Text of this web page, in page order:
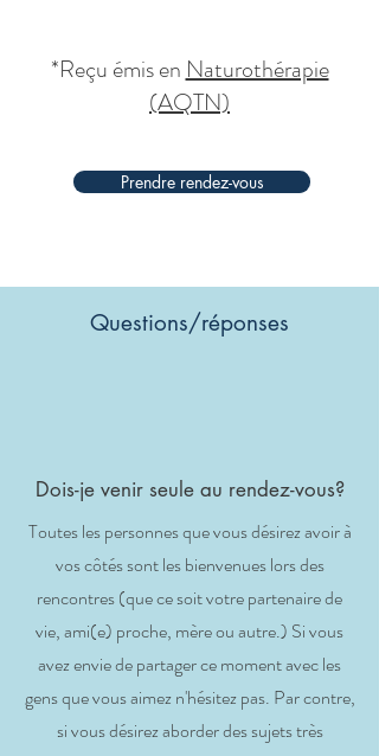
*Reçu émis enNaturothérapie
(AQTN)
Prendre rendez-vous
Questions/réponses
Dois-je venir seule au rendez-vous?
Toutes les personnes que vous désirez avoir à
vos côtés sont les bienvenues lors des
rencontres (que ce soit votre partenaire de
vie, ami(e) proche, mère ou autre.) Si vous
avez envie de partager ce moment avec les
gens que vous aimez n'hésitez pas. Par contre,
si vous désirez aborder des sujets très